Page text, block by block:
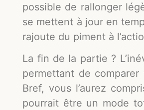
possible de rallonger
se mettent à jour en
rajoute du piment à
La fin de la partie ?
permettant de
Bref, vous l’aurez
pourrait être un mode